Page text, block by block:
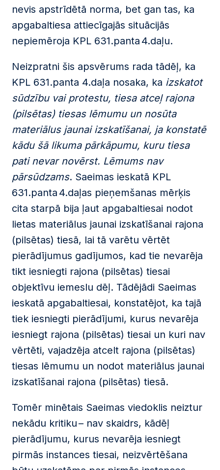
nevis apstrīdētā norma, bet gan tas, ka
apgabaltiesa attiecīgajās situācijās
nepiemēroja KPL 631.panta 4.daļu.
Neizpratni šis apsvērums rada tādēļ, ka
KPL 631.panta 4.daļa nosaka, ka izskatot
sūdzību vai protestu, tiesa atceļ rajona
(pilsētas) tiesas lēmumu un nosūta
materiālus jaunai izskatīšanai, ja konstatē
kādu šā likuma pārkāpumu, kuru tiesa
pati nevar novērst. Lēmums nav
pārsūdzams. Saeimas ieskatā KPL
631.panta 4.daļas pieņemšanas mērķis
cita starpā bija ļaut apgabaltiesai nodot
lietas materiālus jaunai izskatīšanai rajona
(pilsētas) tiesā, lai tā varētu vērtēt
pierādījumus gadījumos, kad tie nevarēja
tikt iesniegti rajona (pilsētas) tiesai
objektīvu iemeslu dēļ. Tādējādi Saeimas
ieskatā apgabaltiesai, konstatējot, ka tajā
tiek iesniegti pierādījumi, kurus nevarēja
iesniegt rajona (pilsētas) tiesai un kuri nav
vērtēti, vajadzēja atcelt rajona (pilsētas)
tiesas lēmumu un nodot materiālus jaunai
izskatīšanai rajona (pilsētas) tiesā.
Tomēr minētais Saeimas viedoklis neiztur
nekādu kritiku – nav skaidrs, kādēļ
pierādījumu, kurus nevarēja iesniegt
pirmās instances tiesai, neizvērtēšana